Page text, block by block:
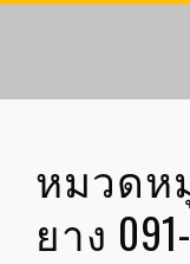
Skip
หมวดห
ยาง